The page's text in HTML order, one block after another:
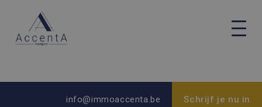
info@immoaccenta.be Schrijf je nu in